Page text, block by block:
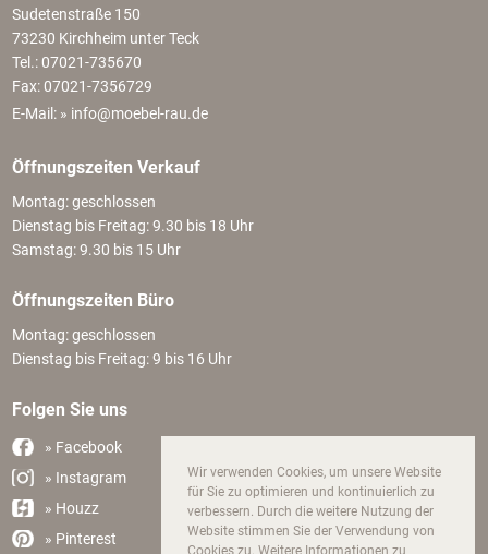
Wir verwenden Cookies, um unsere Website
für Sie zu optimieren und kontinuierlich zu
verbessern. Durch die weitere Nutzung der
Website stimmen Sie der Verwendung von
Cookies zu. Weitere Informationen zu
Sudetenstraße 150
73230 Kirchheim unter Teck
Tel.: 07021-735670
Fax: 07021-7356729
E-Mail: » info@moebel-rau.de
Öffnungszeiten Verkauf
Montag: geschlossen
Dienstag bis Freitag: 9.30 bis 18 Uhr
Samstag: 9.30 bis 15 Uhr
Öffnungszeiten Büro
Montag: geschlossen
Dienstag bis Freitag: 9 bis 16 Uhr
Folgen Sie uns
» Facebook
» Instagram
» Houzz
» Pinterest